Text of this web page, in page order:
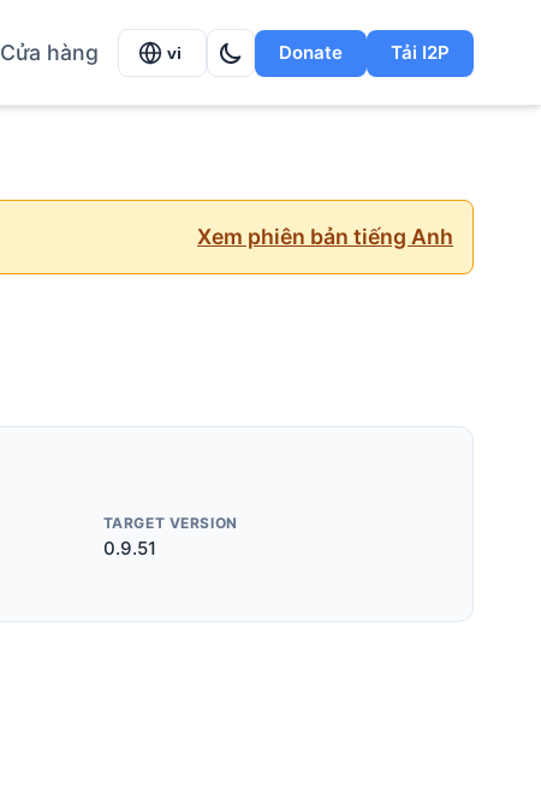
Cửa hàng vi Donate Tải I2P
Xem phiên bản tiếng Anh
TARGET VERSION
0.9.51